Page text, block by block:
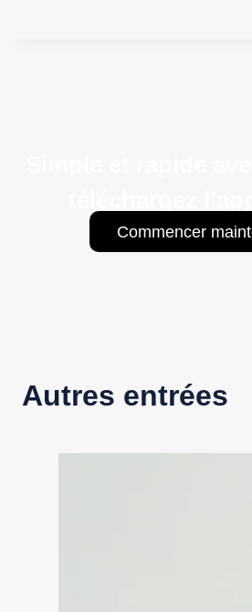
Commencer
Autres entrées